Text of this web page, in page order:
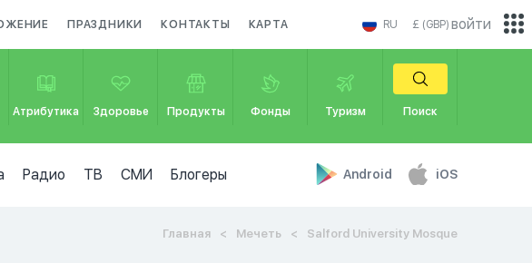
ПРАЗДНИКИ КОНТАКТЫ КАРТА RU £ (GBP)
Атрибутика Здоровье Продукты Фонды Туризм Поиск
Радио ТВ СМИ Блогеры Android iOS
войти
Главная Мечеть Salford University Mosque